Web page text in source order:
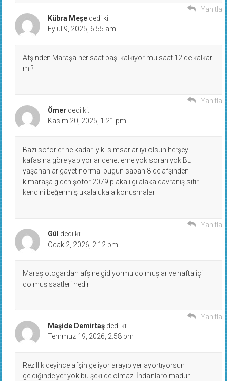
Yanıtla
Kübra Meşe dedi ki:
Eylül 9, 2025, 6:55 am
Afşinden Maraşa her saat başı kalkıyor mu saat 12 de kalkar
mı?
Yanıtla
Ömer dedi ki:
Kasım 20, 2025, 1:21 pm
Bazı söforler ne kadar iyiki simsarlar iyi olsun herşey
kafasına göre yapıyorlar denetleme yok soran yok Bu
yaşananlar gayet normal bugün sabah 8 de afşinden
k.maraşa giden şoför 2079 plaka ilgi alaka davranış sıfır
kendini beğenmiş ukala ukala konuşmalar
Yanıtla
Gül dedi ki:
Ocak 2, 2026, 2:12 pm
Maraş otogardan afşine gidiyormu dolmuşlar ve hafta içi
dolmuş saatleri nedir
Yanıtla
Maşide Demirtaş dedi ki:
Temmuz 19, 2026, 2:58 pm
Rezillik deyince afşin geliyor arayıp yer ayortıyorsun
geldiğinde yer yok bu şekilde olmaz. İndanlaro madur